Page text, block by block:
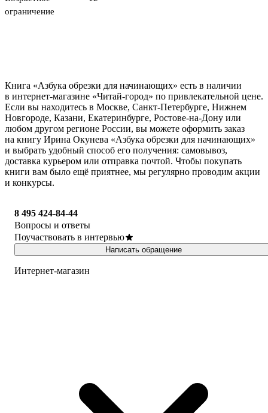
ограничение
Книга «Азбука обрезки для начинающих» есть в наличии
в интернет-магазине «Читай-город» по привлекательной цене.
Если вы находитесь в Москве, Санкт-Петербурге, Нижнем
Новгороде, Казани, Екатеринбурге, Ростове-на-Дону или
любом другом регионе России, вы можете оформить заказ
на книгу Ирина Окунева «Азбука обрезки для начинающих»
и выбрать удобный способ его получения: самовывоз,
доставка курьером или отправка почтой. Чтобы покупать
книги вам было ещё приятнее, мы регулярно проводим акции
и конкурсы.
8 495 424-84-44
Вопросы и ответы
Поучаствовать в интервью
Написать обращение
Интернет-магазин